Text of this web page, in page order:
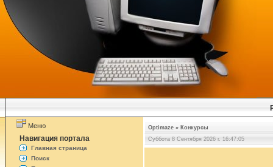
Меню
Навигация портала
Главная страница
Поиск
Optimaze » Конкурсы
Суббота 8 Сентября 2026 г. 16:47:06